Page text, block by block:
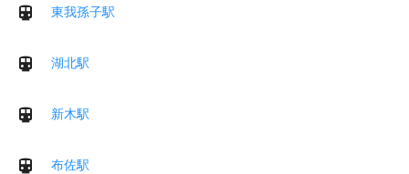
東我孫子駅
湖北駅
新木駅
布佐駅